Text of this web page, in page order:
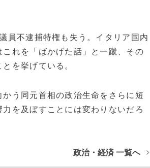
員不逮捕特権も失う。イタリア国内
れを「ばかげた話」と一蹴、その
を挙げている。
う同元首相の政治生命をさらに短
を及ぼすことには変わりないだろ
政治・経済 一覧へ >